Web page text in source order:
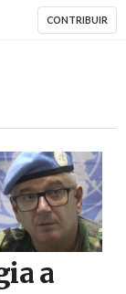
CONTRIBUIR
a